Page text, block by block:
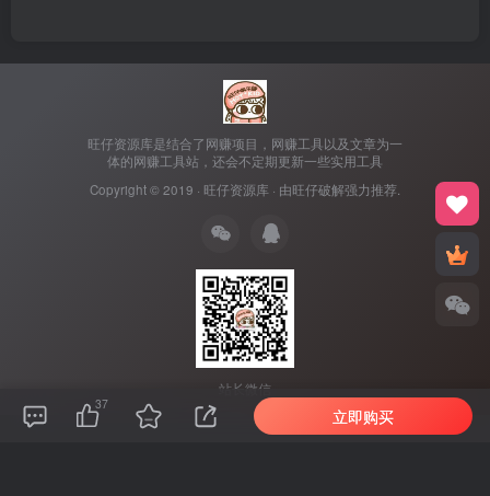
旺仔资源库是结合了网赚项目，网赚工具以及文章为一
体的网赚工具站，还会不定期更新一些实用工具
Copyright © 2019 · 旺仔资源库 · 由旺仔破解强力推荐.
站长微信
37
立即购买